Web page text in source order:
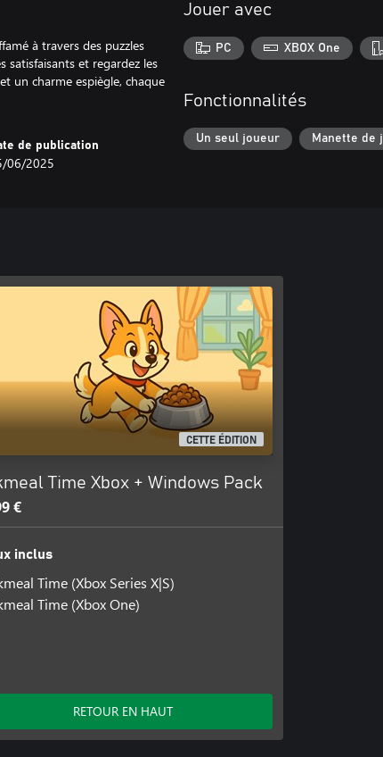
à travers des puzzles
satisfaisants et regardez les
un charme espiègle, chaque
de publication
06/2025
Jouer avec
PC XBOX One
Fonctionnalités
Un seul joueur Manette de
CETTE ÉDITION
Time Xbox + Windows Pack
€
inclus
Time (Xbox Series X|S)
Time (Xbox One)
RETOUR EN HAUT